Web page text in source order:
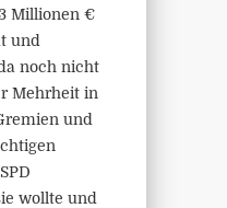
Millionen €
und
noch nicht
Mehrheit in
und
wollte und